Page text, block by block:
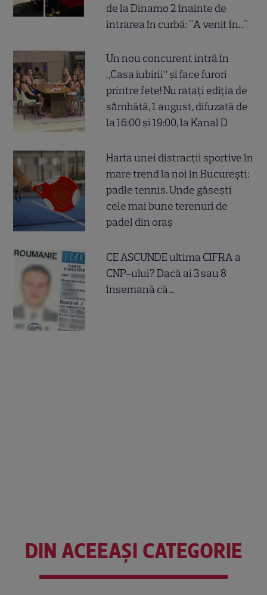
de la Dinamo 2 înainte de
intrarea în curbă: "A venit în..."
Un nou concurent intră în
„Casa iubirii” și face furori
printre fete! Nu ratați ediția de
sâmbătă, 1 august, difuzată de
la 16:00 și 19:00, la Kanal D
Harta unei distracții sportive în
mare trend la noi în București:
padle tennis. Unde găsești
cele mai bune terenuri de
padel din oraș
CE ASCUNDE ultima CIFRA a
CNP-ului? Dacă ai 3 sau 8
însemană că...
DIN ACEEAȘI CATEGORIE